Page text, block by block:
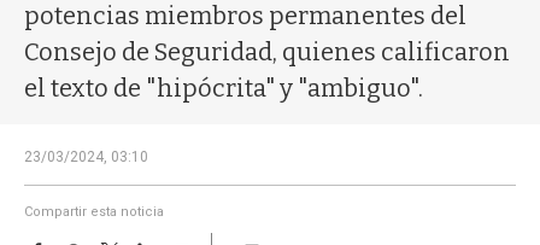
potencias miembros permanentes del
Consejo de Seguridad, quienes calificaron
el texto de "hipócrita" y "ambiguo".
23/03/2024, 03:10
Compartir esta noticia